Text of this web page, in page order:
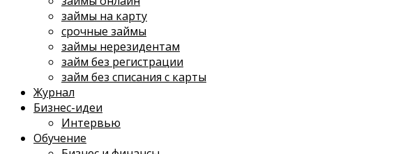
займы на карту
срочные займы
займы нерезидентам
займ без регистрации
займ без списания с карты
Журнал
Бизнес-идеи
Интервью
Обучение